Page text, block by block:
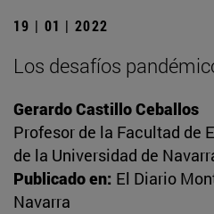
19 | 01 | 2022
Los desafíos
Gerardo Castillo Ceballos
Profesor de la Facultad de
de la Universidad de
Publicado en: El Diario
Navarra